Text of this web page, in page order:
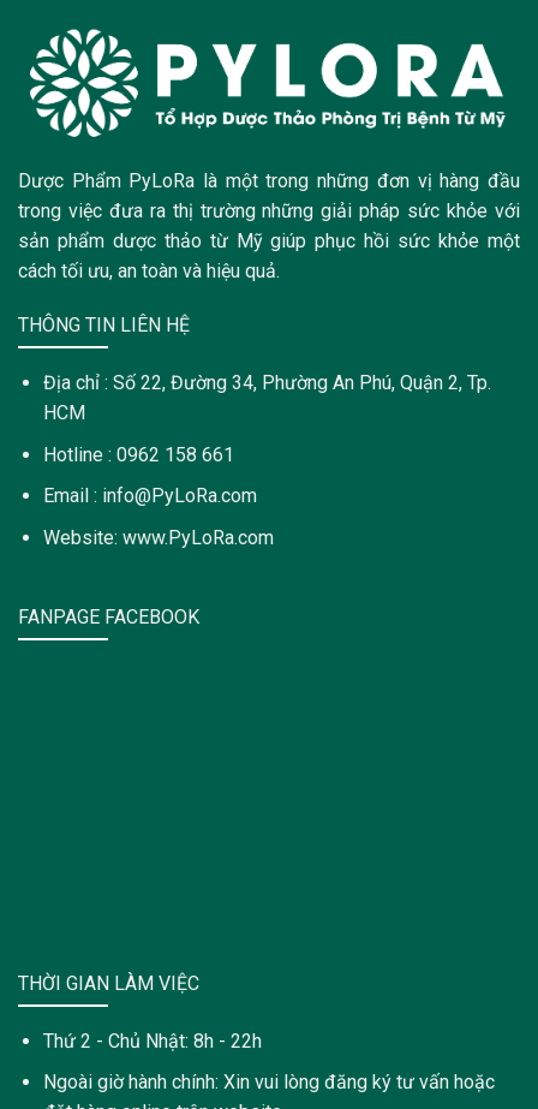
Dược Phẩm PyLoRa là một trong những đơn vị hàng đầu
trong việc đưa ra thị trường những giải pháp sức khỏe với
sản phẩm dược thảo từ Mỹ giúp phục hồi sức khỏe một
cách tối ưu, an toàn và hiệu quả.
THÔNG TIN LIÊN HỆ
Địa chỉ : Số 22, Đường 34, Phường An Phú, Quận 2, Tp.
HCM
Hotline : 0962 158 661
Email : info@PyLoRa.com
Website: www.PyLoRa.com
FANPAGE FACEBOOK
THỜI GIAN LÀM VIỆC
Thứ 2 - Chủ Nhật: 8h - 22h
Ngoài giờ hành chính: Xin vui lòng đăng ký tư vấn hoặc